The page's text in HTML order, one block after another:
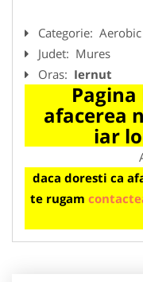
Categorie: Aerobic
Judet: Mures
Oras: Iernut
afacerea
iar
daca doresti ca
te rugam